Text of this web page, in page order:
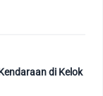
di Kelok